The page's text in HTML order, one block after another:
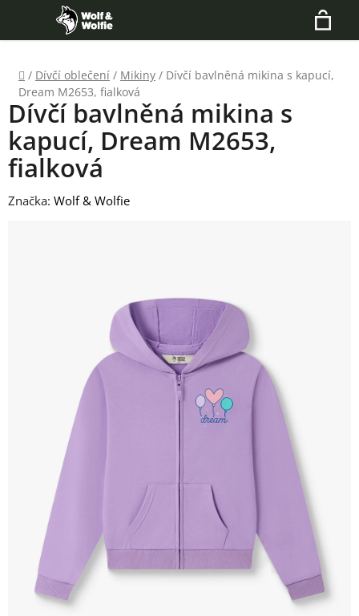
obsah
Hledat
Domů
/ Dívčí oblečení / Mikiny / Dívčí bavlněná mikina s kapucí,
Dream M2653, fialková
Dívčí bavlněná mikina s
kapucí, Dream M2653,
fialková
Značka: Wolf & Wolfie